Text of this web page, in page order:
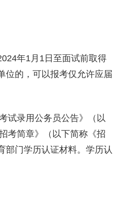
年1月1日至面试前取得
位的，可以报考仅允许应届
试录用公务员公告》（以
考简章》（以下简称《招
部门学历认证材料。学历认